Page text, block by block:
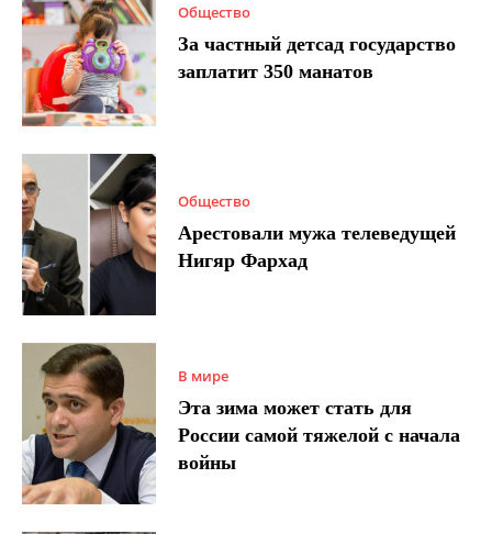
Общество
За частный детсад государство
заплатит 350 манатов
Общество
Арестовали мужа телеведущей
Нигяр Фархад
В мире
Эта зима может стать для
России самой тяжелой с начала
войны